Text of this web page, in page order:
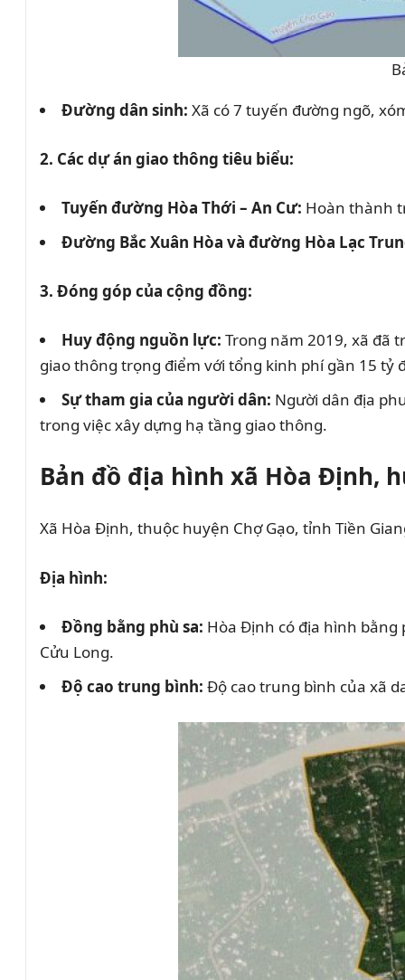
Đường dân sinh: Xã có 7 tuyến đường ngõ,
2. Các dự án giao thông tiêu biểu:
Tuyến đường Hòa Thới – An Cư: Hoàn thành
Đường Bắc Xuân Hòa và đường Hòa Lạc
3. Đóng góp của cộng đồng:
Huy động nguồn lực: Trong năm 2019, xã đã
giao thông trọng điểm với tổng kinh phí gần 15 tỷ
Sự tham gia của người dân: Người dân địa
trong việc xây dựng hạ tầng giao thông.
Bản đồ địa hình xã Hòa Định,
Xã Hòa Định, thuộc huyện Chợ Gạo, tỉnh Tiền
Địa hình:
Đồng bằng phù sa: Hòa Định có địa hình
Cửu Long.
Độ cao trung bình: Độ cao trung bình của xã